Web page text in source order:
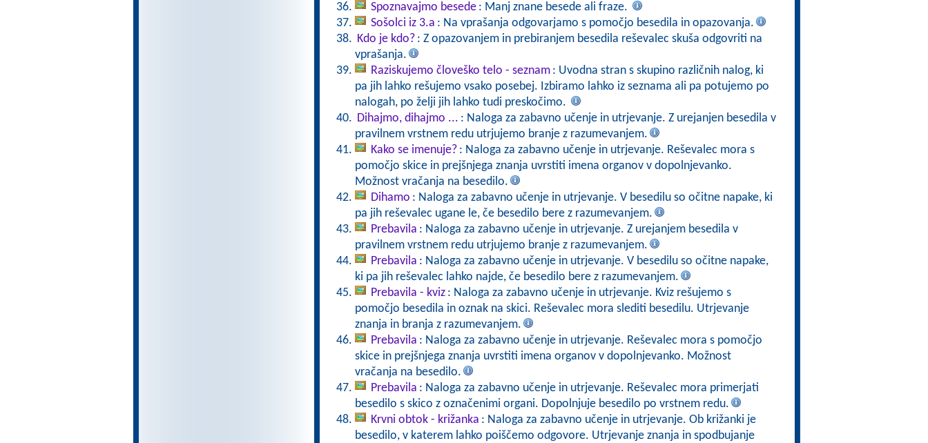
Spoznavajmo besede : Manj znane besede ali fraze.
Sošolci iz 3.a : Na vprašanja odgovarjamo s pomočjo besedila in opazovanja.
Kdo je kdo? : Z opazovanjem in prebiranjem besedila reševalec skuša odgovriti na
vprašanja.
Raziskujemo človeško telo - seznam : Uvodna stran s skupino različnih nalog, ki
pa jih lahko rešujemo vsako posebej. Izbiramo lahko iz seznama ali pa potujemo po
nalogah, po želji jih lahko tudi preskočimo.
Dihajmo, dihajmo ... : Naloga za zabavno učenje in utrjevanje. Z urejanjen besedila v
pravilnem vrstnem redu utrjujemo branje z razumevanjem.
Kako se imenuje? : Naloga za zabavno učenje in utrjevanje. Reševalec mora s
pomočjo skice in prejšnjega znanja uvrstiti imena organov v dopolnjevanko.
Možnost vračanja na besedilo.
Dihamo : Naloga za zabavno učenje in utrjevanje. V besedilu so očitne napake, ki
pa jih reševalec ugane le, če besedilo bere z razumevanjem.
Prebavila : Naloga za zabavno učenje in utrjevanje. Z urejanjem besedila v
pravilnem vrstnem redu utrjujemo branje z razumevanjem.
Prebavila : Naloga za zabavno učenje in utrjevanje. V besedilu so očitne napake,
ki pa jih reševalec lahko najde, če besedilo bere z razumevanjem.
Prebavila - kviz : Naloga za zabavno učenje in utrjevanje. Kviz rešujemo s
pomočjo besedila in oznak na skici. Reševalec mora slediti besedilu. Utrjevanje
znanja in branja z razumevanjem.
Prebavila : Naloga za zabavno učenje in utrjevanje. Reševalec mora s pomočjo
skice in prejšnjega znanja uvrstiti imena organov v dopolnjevanko. Možnost
vračanja na besedilo.
Prebavila : Naloga za zabavno učenje in utrjevanje. Reševalec mora primerjati
besedilo s skico z označenimi organi. Dopolnjuje besedilo po vrstnem redu.
Krvni obtok - križanka : Naloga za zabavno učenje in utrjevanje. Ob križanki je
besedilo, v katerem lahko poiščemo odgovore. Utrjevanje znanja in spodbujanje